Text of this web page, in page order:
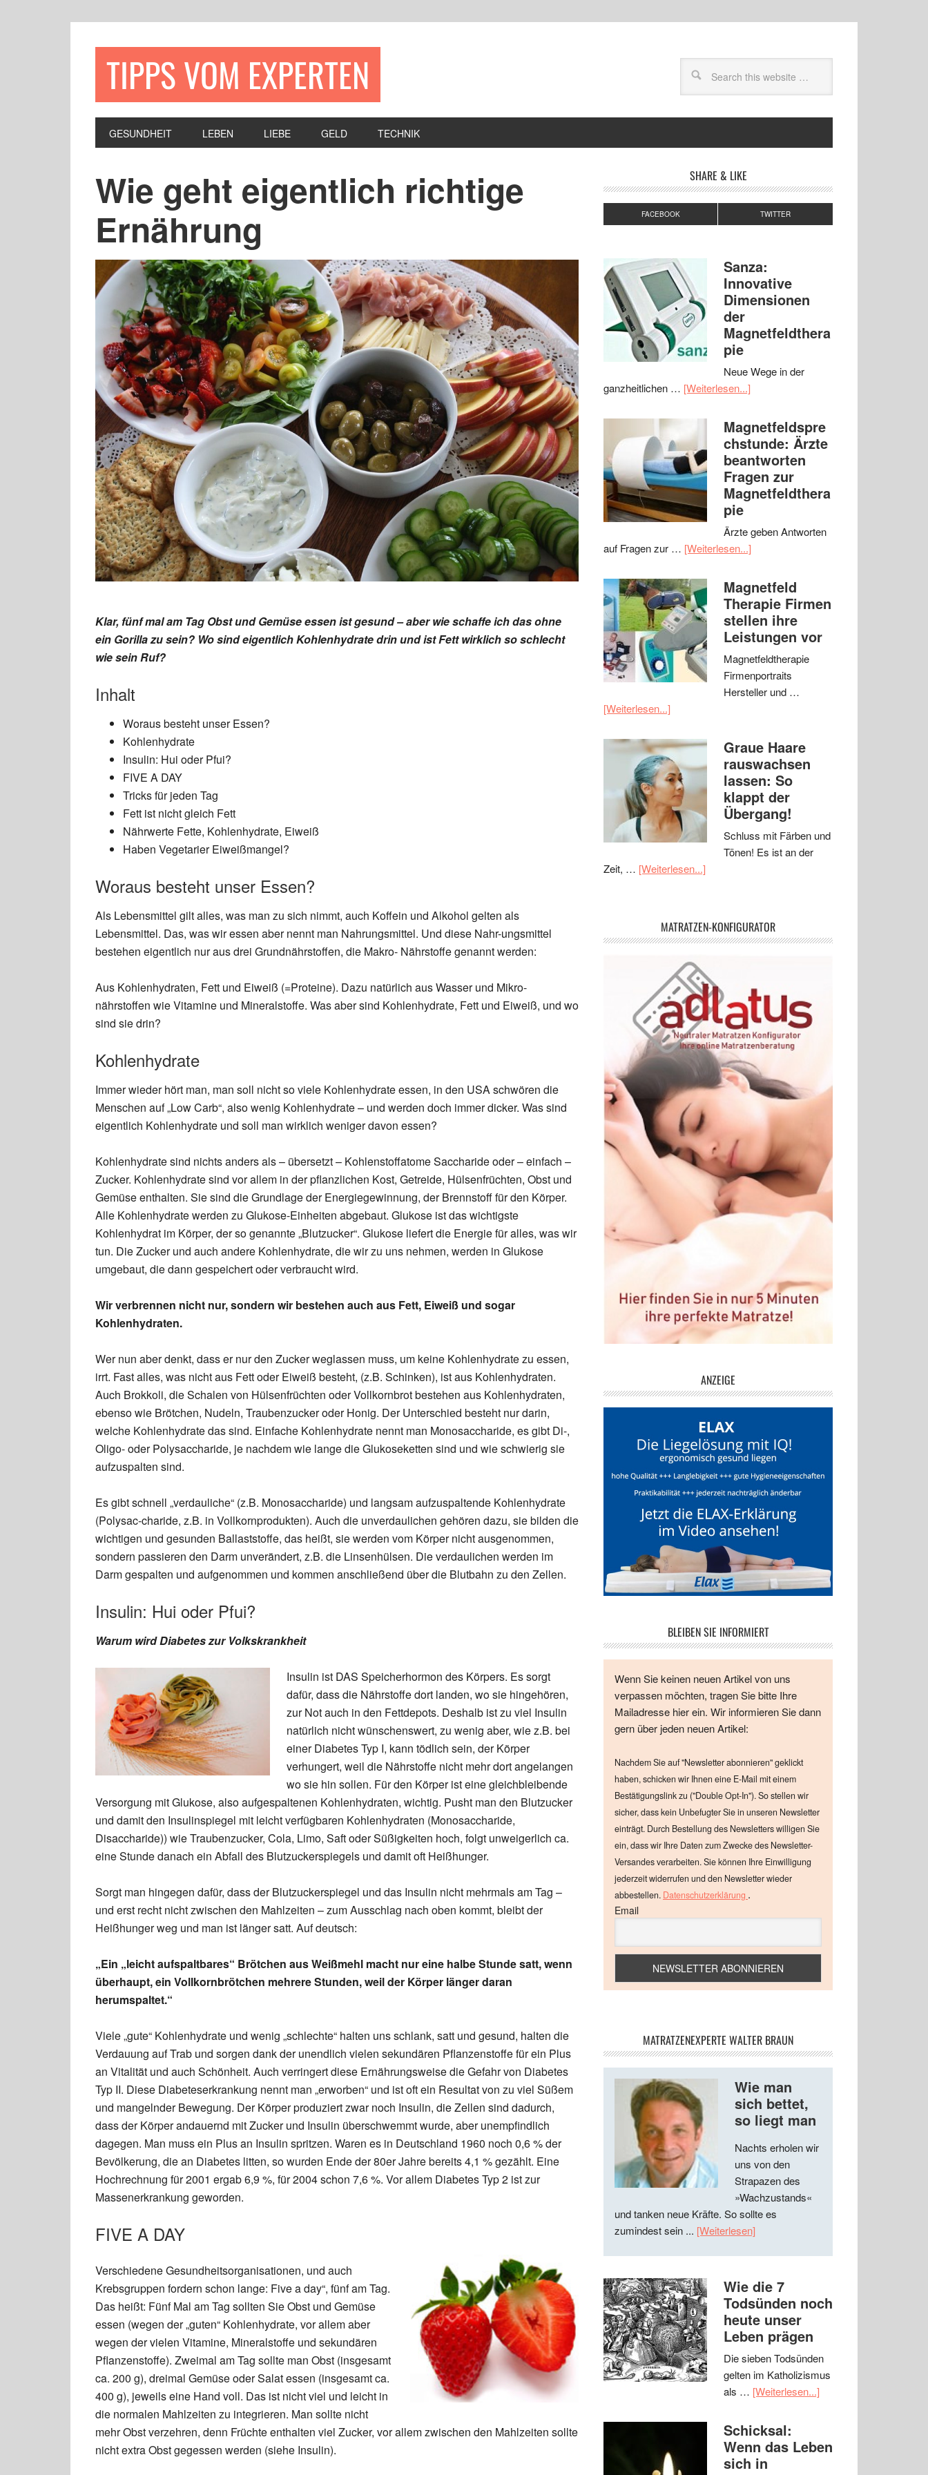
TIPPS VOM EXPERTEN
GESUNDHEIT LEBEN LIEBE GELD TECHNIK
Wie geht eigentlich richtige
Ernährung
Klar, fünf mal am Tag Obst und Gemüse essen ist gesund – aber wie schaffe ich das ohne
ein Gorilla zu sein? Wo sind eigentlich Kohlenhydrate drin und ist Fett wirklich so schlecht
wie sein Ruf?
Inhalt
Woraus besteht unser Essen?
Kohlenhydrate
Insulin: Hui oder Pfui?
FIVE A DAY
Tricks für jeden Tag
Fett ist nicht gleich Fett
Nährwerte Fette, Kohlenhydrate, Eiweiß
Haben Vegetarier Eiweißmangel?
Woraus besteht unser Essen?
Als Lebensmittel gilt alles, was man zu sich nimmt, auch Koffein und Alkohol gelten als
Lebensmittel. Das, was wir essen aber nennt man Nahrungsmittel. Und diese Nahr-ungsmittel
bestehen eigentlich nur aus drei Grundnährstoffen, die Makro- Nährstoffe genannt werden:
Aus Kohlenhydraten, Fett und Eiweiß (=Proteine). Dazu natürlich aus Wasser und Mikro-
nährstoffen wie Vitamine und Mineralstoffe. Was aber sind Kohlenhydrate, Fett und Eiweiß, und wo
sind sie drin?
Kohlenhydrate
Immer wieder hört man, man soll nicht so viele Kohlenhydrate essen, in den USA schwören die
Menschen auf „Low Carb“, also wenig Kohlenhydrate – und werden doch immer dicker. Was sind
eigentlich Kohlenhydrate und soll man wirklich weniger davon essen?
Kohlenhydrate sind nichts anders als – übersetzt – Kohlenstoffatome Saccharide oder – einfach –
Zucker. Kohlenhydrate sind vor allem in der pflanzlichen Kost, Getreide, Hülsenfrüchten, Obst und
Gemüse enthalten. Sie sind die Grundlage der Energiegewinnung, der Brennstoff für den Körper.
Alle Kohlenhydrate werden zu Glukose-Einheiten abgebaut. Glukose ist das wichtigste
Kohlenhydrat im Körper, der so genannte „Blutzucker“. Glukose liefert die Energie für alles, was wir
tun. Die Zucker und auch andere Kohlenhydrate, die wir zu uns nehmen, werden in Glukose
umgebaut, die dann gespeichert oder verbraucht wird.
Wir verbrennen nicht nur, sondern wir bestehen auch aus Fett, Eiweiß und sogar
Kohlenhydraten.
Wer nun aber denkt, dass er nur den Zucker weglassen muss, um keine Kohlenhydrate zu essen,
irrt. Fast alles, was nicht aus Fett oder Eiweiß besteht, (z.B. Schinken), ist aus Kohlenhydraten.
Auch Brokkoli, die Schalen von Hülsenfrüchten oder Vollkornbrot bestehen aus Kohlenhydraten,
ebenso wie Brötchen, Nudeln, Traubenzucker oder Honig. Der Unterschied besteht nur darin,
welche Kohlenhydrate das sind. Einfache Kohlenhydrate nennt man Monosaccharide, es gibt Di-,
Oligo- oder Polysaccharide, je nachdem wie lange die Glukoseketten sind und wie schwierig sie
aufzuspalten sind.
Es gibt schnell „verdauliche“ (z.B. Monosaccharide) und langsam aufzuspaltende Kohlenhydrate
(Polysac-charide, z.B. in Vollkornprodukten). Auch die unverdaulichen gehören dazu, sie bilden die
wichtigen und gesunden Ballaststoffe, das heißt, sie werden vom Körper nicht ausgenommen,
sondern passieren den Darm unverändert, z.B. die Linsenhülsen. Die verdaulichen werden im
Darm gespalten und aufgenommen und kommen anschließend über die Blutbahn zu den Zellen.
Insulin: Hui oder Pfui?
Warum wird Diabetes zur Volkskrankheit
Insulin ist DAS Speicherhormon des Körpers. Es sorgt
dafür, dass die Nährstoffe dort landen, wo sie hingehören,
zur Not auch in den Fettdepots. Deshalb ist zu viel Insulin
natürlich nicht wünschenswert, zu wenig aber, wie z.B. bei
einer Diabetes Typ I, kann tödlich sein, der Körper
verhungert, weil die Nährstoffe nicht mehr dort angelangen
wo sie hin sollen. Für den Körper ist eine gleichbleibende
Versorgung mit Glukose, also aufgespaltenen Kohlenhydraten, wichtig. Pusht man den Blutzucker
und damit den Insulinspiegel mit leicht verfügbaren Kohlenhydraten (Monosaccharide,
Disaccharide)) wie Traubenzucker, Cola, Limo, Saft oder Süßigkeiten hoch, folgt unweigerlich ca.
eine Stunde danach ein Abfall des Blutzuckerspiegels und damit oft Heißhunger.
Sorgt man hingegen dafür, dass der Blutzuckerspiegel und das Insulin nicht mehrmals am Tag –
und erst recht nicht zwischen den Mahlzeiten – zum Ausschlag nach oben kommt, bleibt der
Heißhunger weg und man ist länger satt. Auf deutsch:
„Ein „leicht aufspaltbares“ Brötchen aus Weißmehl macht nur eine halbe Stunde satt, wenn
überhaupt, ein Vollkornbrötchen mehrere Stunden, weil der Körper länger daran
herumspaltet.“
Viele „gute“ Kohlenhydrate und wenig „schlechte“ halten uns schlank, satt und gesund, halten die
Verdauung auf Trab und sorgen dank der unendlich vielen sekundären Pflanzenstoffe für ein Plus
an Vitalität und auch Schönheit. Auch verringert diese Ernährungsweise die Gefahr von Diabetes
Typ II. Diese Diabeteserkrankung nennt man „erworben“ und ist oft ein Resultat von zu viel Süßem
und mangelnder Bewegung. Der Körper produziert zwar noch Insulin, die Zellen sind dadurch,
dass der Körper andauernd mit Zucker und Insulin überschwemmt wurde, aber unempfindlich
dagegen. Man muss ein Plus an Insulin spritzen. Waren es in Deutschland 1960 noch 0,6 % der
Bevölkerung, die an Diabetes litten, so wurden Ende der 80er Jahre bereits 4,1 % gezählt. Eine
Hochrechnung für 2001 ergab 6,9 %, für 2004 schon 7,6 %. Vor allem Diabetes Typ 2 ist zur
Massenerkrankung geworden.
FIVE A DAY
Verschiedene Gesundheitsorganisationen, und auch
Krebsgruppen fordern schon lange: Five a day“, fünf am Tag.
Das heißt: Fünf Mal am Tag sollten Sie Obst und Gemüse
essen (wegen der „guten“ Kohlenhydrate, vor allem aber
wegen der vielen Vitamine, Mineralstoffe und sekundären
Pflanzenstoffe). Zweimal am Tag sollte man Obst (insgesamt
ca. 200 g), dreimal Gemüse oder Salat essen (insgesamt ca.
400 g), jeweils eine Hand voll. Das ist nicht viel und leicht in
die normalen Mahlzeiten zu integrieren. Man sollte nicht
mehr Obst verzehren, denn Früchte enthalten viel Zucker, vor allem zwischen den Mahlzeiten sollte
nicht extra Obst gegessen werden (siehe Insulin).
SHARE & LIKE
FACEBOOK TWITTER
Sanza:
Innovative
Dimensionen
der
Magnetfeldthera
pie
Neue Wege in der
ganzheitlichen … [Weiterlesen...]
Magnetfeldspre
chstunde: Ärzte
beantworten
Fragen zur
Magnetfeldthera
pie
Ärzte geben Antworten
auf Fragen zur … [Weiterlesen...]
Magnetfeld
Therapie Firmen
stellen ihre
Leistungen vor
Magnetfeldtherapie
Firmenportraits
Hersteller und …
[Weiterlesen...]
Graue Haare
rauswachsen
lassen: So
klappt der
Übergang!
Schluss mit Färben und
Tönen! Es ist an der
Zeit, … [Weiterlesen...]
MATRATZEN-KONFIGURATOR
ANZEIGE
BLEIBEN SIE INFORMIERT
Wenn Sie keinen neuen Artikel von uns
verpassen möchten, tragen Sie bitte Ihre
Mailadresse hier ein. Wir informieren Sie dann
gern über jeden neuen Artikel:
Nachdem Sie auf "Newsletter abonnieren" geklickt
haben, schicken wir Ihnen eine E-Mail mit einem
Bestätigungslink zu ("Double Opt-In"). So stellen wir
sicher, dass kein Unbefugter Sie in unseren Newsletter
einträgt. Durch Bestellung des Newsletters willigen Sie
ein, dass wir Ihre Daten zum Zwecke des Newsletter-
Versandes verarbeiten. Sie können Ihre Einwilligung
jederzeit widerrufen und den Newsletter wieder
abbestellen. Datenschutzerklärung .
Email
MATRATZENEXPERTE WALTER BRAUN
Wie man
sich bettet,
so liegt man
Nachts erholen wir
uns von den
Strapazen des
»Wachzustands«
und tanken neue Kräfte. So sollte es
zumindest sein ... [Weiterlesen]
Wie die 7
Todsünden noch
heute unser
Leben prägen
Die sieben Todsünden
gelten im Katholizismus
als … [Weiterlesen...]
Schicksal:
Wenn das Leben
sich in